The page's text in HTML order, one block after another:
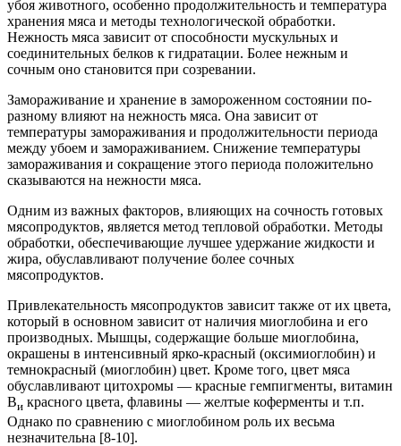
убоя животного, особенно продолжительность и температура
хранения мяса и методы технологической обработки.
Нежность мяса зависит от способности мускульных и
соединительных белков к гидратации. Более нежным и
сочным оно становится при созревании.
Замораживание и хранение в замороженном состоянии по-
разному влияют на нежность мяса. Она зависит от
температуры замораживания и продолжительности периода
между убоем и замораживанием. Снижение температуры
замораживания и сокращение этого периода положительно
сказываются на нежности мяса.
Одним из важных факторов, влияющих на сочность готовых
мясопродуктов, является метод тепловой обработки. Методы
обработки, обеспечивающие лучшее удержание жидкости и
жира, обуславливают получение более сочных
мясопродуктов.
Привлекательность мясопродуктов зависит также от их цвета,
который в основном зависит от наличия миоглобина и его
производных. Мышцы, содержащие больше миоглобина,
окрашены в интенсивный ярко-красный (оксимиоглобин) и
темнокрасный (миоглобин) цвет. Кроме того, цвет мяса
обуславливают цитохромы — красные гемпигменты, витамин
Ви красного цвета, флавины — желтые коферменты и т.п.
Однако по сравнению с миоглобином роль их весьма
незначительна [8-10].